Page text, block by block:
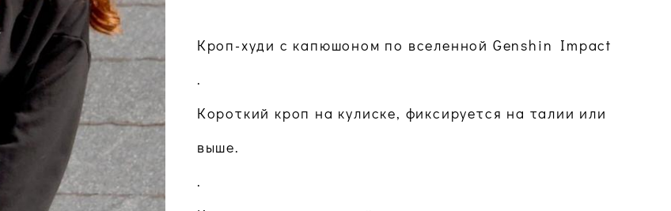
Кроп-худи с капюшоном по вселенной Genshin Impact
.
Короткий кроп на кулиске, фиксируется на талии или
выше.
.